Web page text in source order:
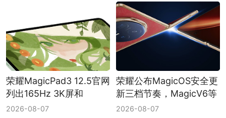
荣耀MagicPad3 12.5官网
列出165Hz 3K屏和
10100mAh电池，版本需
2026-08-07
荣耀公布MagicOS安全更
新三档节奏，MagicV6等
列入月度维护
2026-08-07